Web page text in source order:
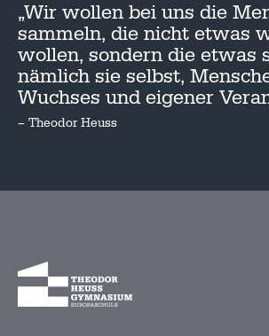
„Wir wollen bei uns die
sammeln, die nicht etwas
wollen, sondern die etwas
nämlich sie selbst,
Wuchses und eigener
– Theodor Heuss